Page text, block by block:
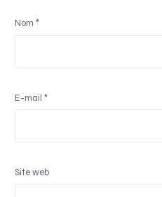
Nom*
E-mail*
Site web